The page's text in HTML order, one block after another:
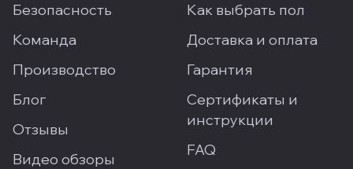
Безопасность
Команда
Производство
Блог
Отзывы
Видео обзоры
Как выбрать пол
Доставка и оплата
Гарантия
Сертификаты и
инструкции
FAQ